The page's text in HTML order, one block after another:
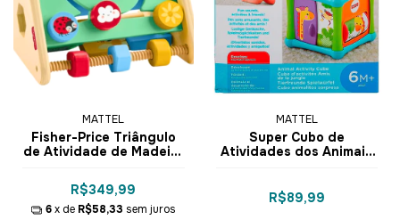
MATTEL
Fisher-Price Triângulo
de Atividade de Madeira
R$349,99
6 x de R$58,33 sem juros
MATTEL
Super Cubo de
Atividades dos Animais
R$89,99